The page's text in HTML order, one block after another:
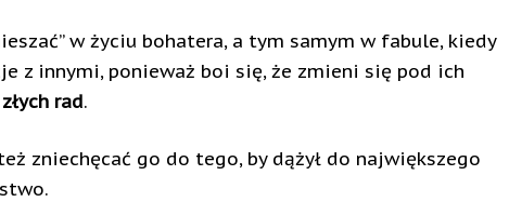
w życiu bohatera, a tym samym w fabule, kiedy
z innymi, ponieważ boi się, że zmieni się pod ich
złych rad.
zniechęcać go do tego, by dążył do największego